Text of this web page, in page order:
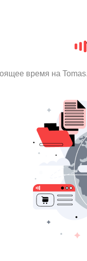
время на